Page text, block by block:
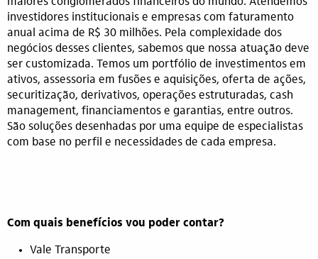
investidores institucionais e empresas com faturamento
anual acima de R$ 30 milhões. Pela complexidade dos
negócios desses clientes, sabemos que nossa atuação deve
ser customizada. Temos um portfólio de investimentos em
ativos, assessoria em fusões e aquisições, oferta de ações,
securitização, derivativos, operações estruturadas, cash
management, financiamentos e garantias, entre outros.
São soluções desenhadas por uma equipe de especialistas
com base no perfil e necessidades de cada empresa.
Com quais benefícios vou poder contar?
Vale Transporte